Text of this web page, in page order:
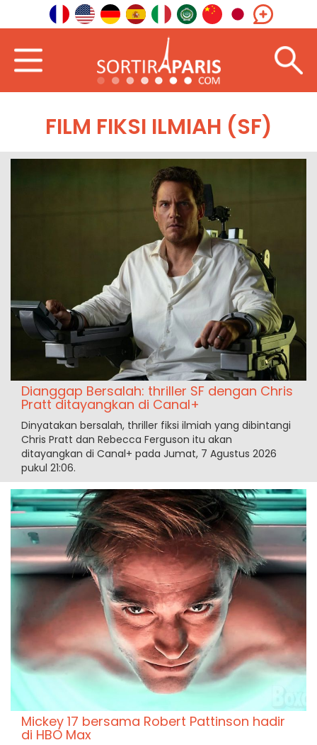
FILM FIKSI ILMIAH (SF)
Dianggap Bersalah: thriller SF dengan Chris
Pratt ditayangkan di Canal+
Dinyatakan bersalah, thriller fiksi ilmiah yang dibintangi
Chris Pratt dan Rebecca Ferguson itu akan
ditayangkan di Canal+ pada Jumat, 7 Agustus 2026
pukul 21:06.
Mickey 17 bersama Robert Pattinson hadir
di HBO Max